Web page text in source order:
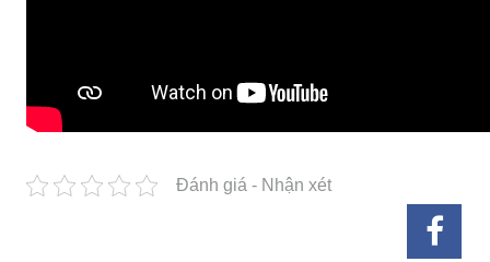
Đánh giá - Nhận xét